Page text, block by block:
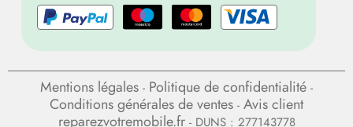
Mentions légales - Politique de confidentialité -
Conditions générales de ventes - Avis client
reparezvotremobile.fr- DUNS : 277143778